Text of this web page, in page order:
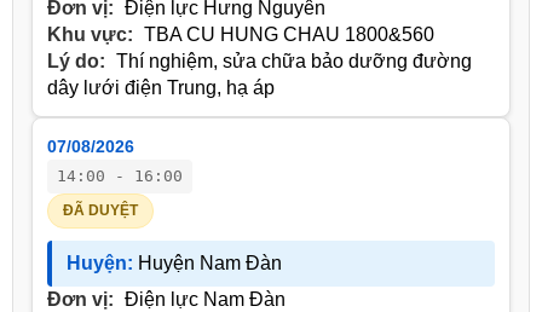
Đơn vị: Điện lực Hưng Nguyên
Khu vực: TBA CU HUNG CHAU 1800&560
Lý do: Thí nghiệm, sửa chữa bảo dưỡng đường
dây lưới điện Trung, hạ áp
07/08/2026
14:00 - 16:00
ĐÃ DUYỆT
Huyện: Huyện Nam Đàn
Đơn vị: Điện lực Nam Đàn